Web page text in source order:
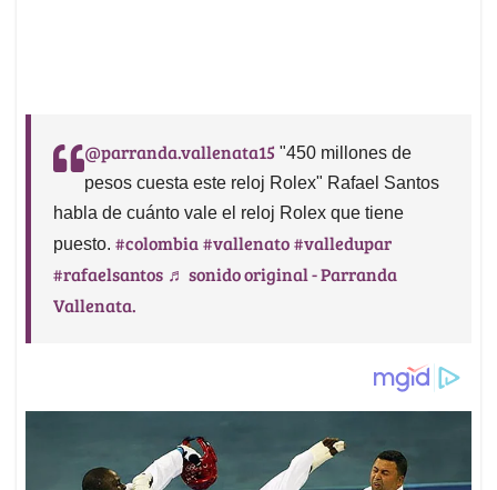
@parranda.vallenata15 "450 millones de
pesos cuesta este reloj Rolex" Rafael Santos
habla de cuánto vale el reloj Rolex que tiene
puesto. #colombia#vallenato#valledupar
#rafaelsantos ♬ sonido original - Parranda
Vallenata.